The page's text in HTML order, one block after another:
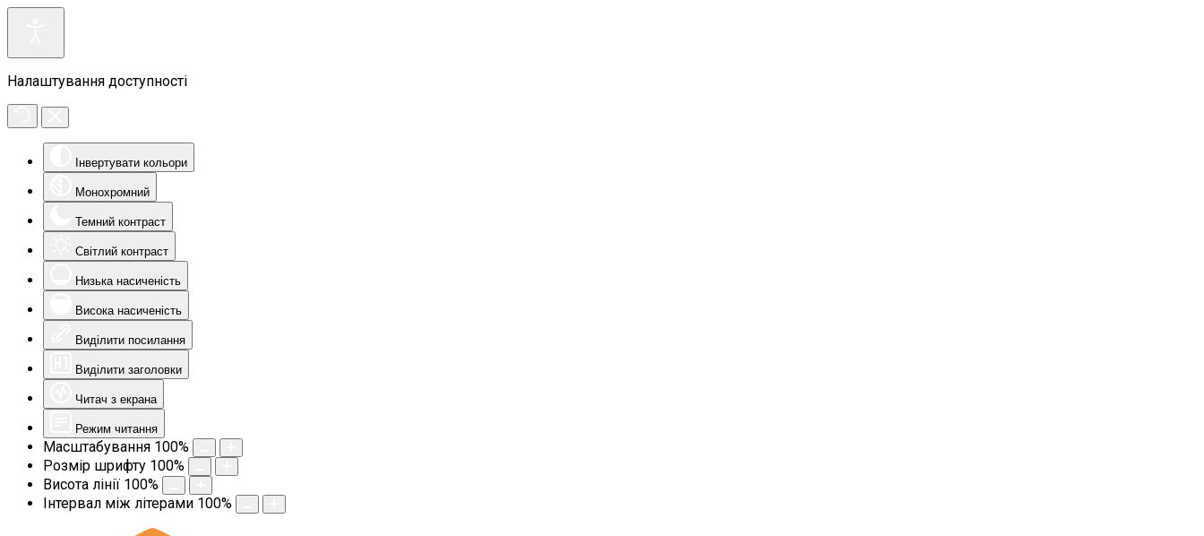
Налаштування доступності
Інвертувати кольори
Монохромний
Темний контраст
Світлий контраст
Низька насиченість
Висока насиченість
Виділити посилання
Виділити заголовки
Читач з екрана
Режим читання
Масштабування 100%
Розмір шрифту 100%
Висота лінії 100%
Інтервал між літерами 100%